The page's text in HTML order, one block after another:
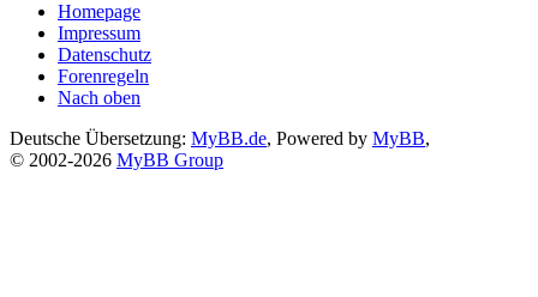
Homepage
Impressum
Datenschutz
Forenregeln
Nach oben
Deutsche Übersetzung: MyBB.de, Powered by MyBB,
© 2002-2026 MyBB Group